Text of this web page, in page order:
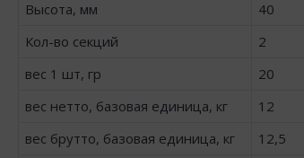
Высота, мм
40
Кол-во секций
2
вес 1 шт, гр
20
вес нетто, базовая единица, кг
12
вес брутто, базовая единица, кг
12,5